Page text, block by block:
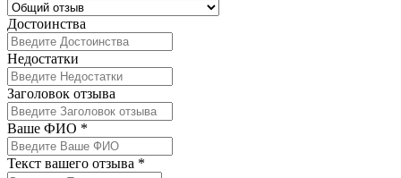
Достоинства
Недостатки
Заголовок отзыва
Ваше ФИО *
Текст вашего отзыва *